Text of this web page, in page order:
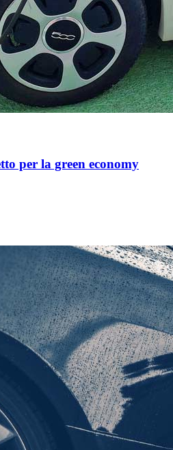
per la green economy